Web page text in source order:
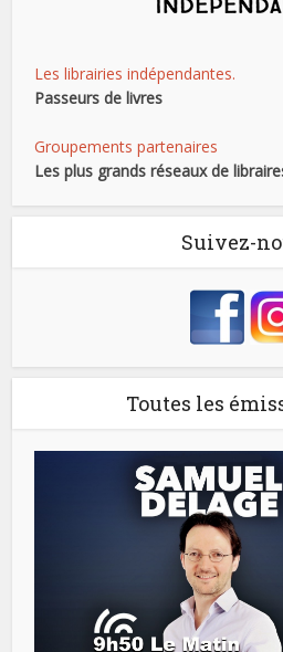
Les librairies indépendantes.
Passeurs de livres
Groupements partenaires
Les plus grands réseaux de
Suivez-
Toutes les